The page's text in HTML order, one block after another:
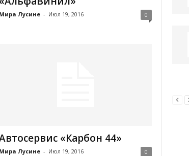
Мира Лусине - Июл 19, 2016 0
«Карбон 44»
Мира Лусине - Июл 19, 2016 0